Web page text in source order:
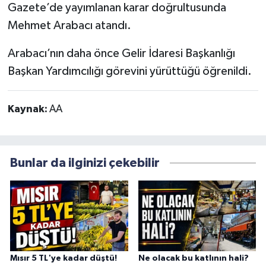
Gazete’de yayımlanan karar doğrultusunda
Mehmet Arabacı atandı.
Arabacı’nın daha önce Gelir İdaresi Başkanlığı
Başkan Yardımcılığı görevini yürüttüğü öğrenildi.
Kaynak: AA
Bunlar da ilginizi çekebilir
Mısır 5 TL'ye kadar düştü! Ne olacak bu katlının hali?